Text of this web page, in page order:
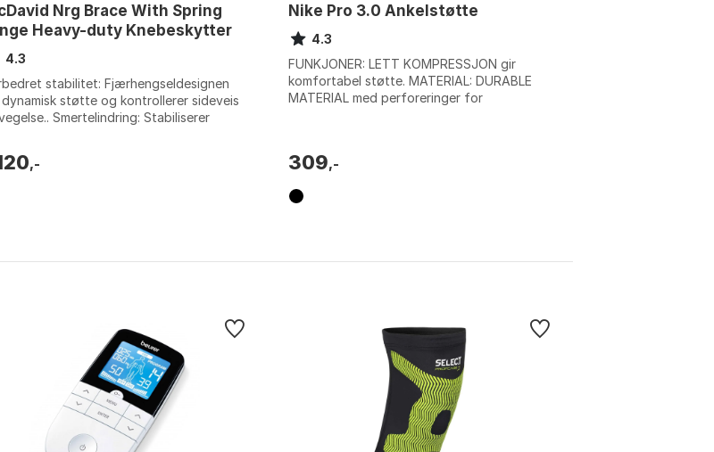
Nrg Brace With Spring
Heavy-duty Knebeskytter
4.3
stabilitet: Fjærhengseldesignen
støtte og kontrollerer sideveis
Smertelindring: Stabiliserer
,-
Nike Pro 3.0 Ankelstøtte
4.3
FUNKJONER: LETT KOMPRESSJON gir
komfortabel støtte. MATERIAL: DURABLE
MATERIAL med perforeringer for
309,-